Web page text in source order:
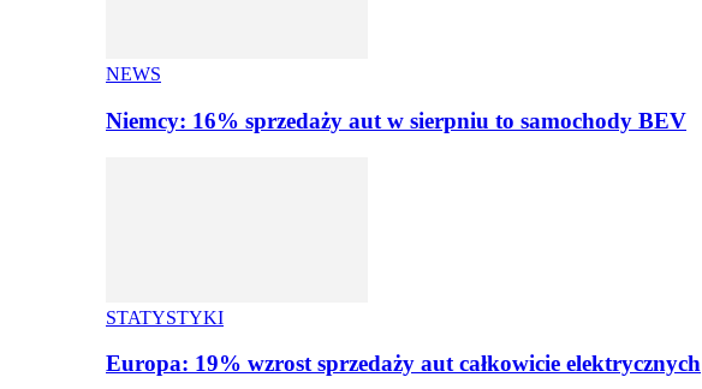
NEWS
Niemcy: 16% sprzedaży aut w sierpniu to samochody BEV
STATYSTYKI
Europa: 19% wzrost sprzedaży aut całkowicie elektrycznych